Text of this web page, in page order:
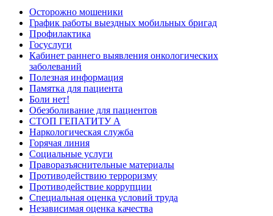
Осторожно мошеники
График работы выездных мобильных бригад
Профилактика
Госуслуги
Кабинет раннего выявления онкологических
заболеваний
Полезная информация
Памятка для пациента
Боли нет!
Обезболивание для пациентов
СТОП ГЕПАТИТУ А
Наркологическая служба
Горячая линия
Социальные услуги
Праворазъяснительные материалы
Противодействию терроризму
Противодействие коррупции
Специальная оценка условий труда
Независимая оценка качества